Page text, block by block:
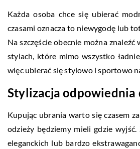
Każda osoba chce się ubierać
czasami oznacza to niewygodę lub
Na szczęście obecnie można
stylach, które mimo wszystko
więc ubierać się stylowo i sportowo
Stylizacja odpowiednia
Kupując ubrania warto się czasem
odzieży będziemy mieli gdzie wyjść.
eleganckich lub bardzo